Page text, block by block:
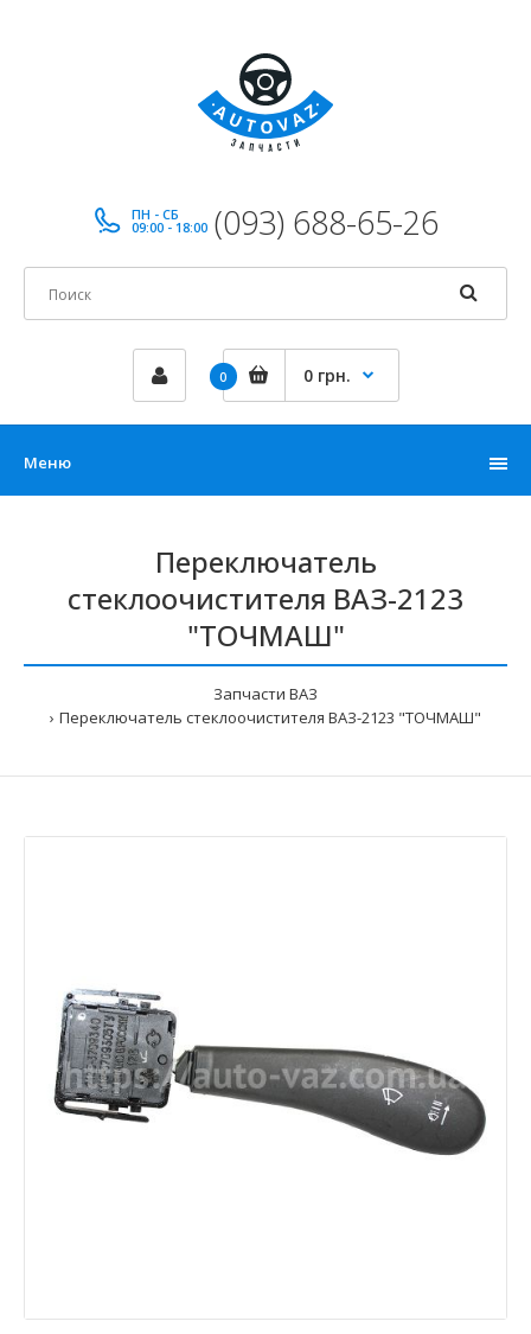
ПН - СБ
09:00 - 18:00 (093) 688-65-26
0 0 грн.
Меню
Переключатель
стеклоочистителя ВАЗ-2123
"ТОЧМАШ"
Запчасти ВАЗ
Переключатель стеклоочистителя ВАЗ-2123 "ТОЧМАШ"